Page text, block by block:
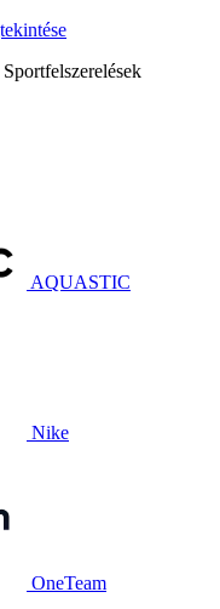
Sportfelszerelések
AQUASTIC
Nike
OneTeam